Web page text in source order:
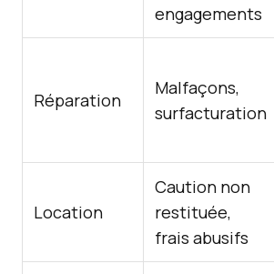
engagements
Réparation
Malfaçons,
surfacturation
Location
Caution non
restituée,
frais abusifs